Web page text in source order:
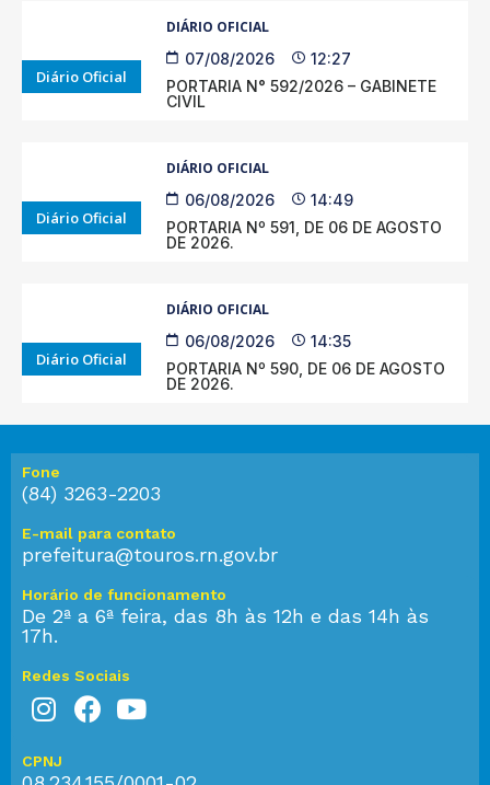
Diário Oficial
DIÁRIO OFICIAL
07/08/2026
12:27
PORTARIA N° 592/2026 – GABINETE
CIVIL
Diário Oficial
DIÁRIO OFICIAL
06/08/2026
14:49
PORTARIA Nº 591, DE 06 DE AGOSTO
DE 2026.
Diário Oficial
DIÁRIO OFICIAL
06/08/2026
14:35
PORTARIA Nº 590, DE 06 DE AGOSTO
DE 2026.
Fone
(84) 3263-2203
E-mail para contato
prefeitura@touros.rn.gov.br
Horário de funcionamento
De 2ª a 6ª feira, das 8h às 12h e das 14h às
17h.
Redes Sociais
CPNJ